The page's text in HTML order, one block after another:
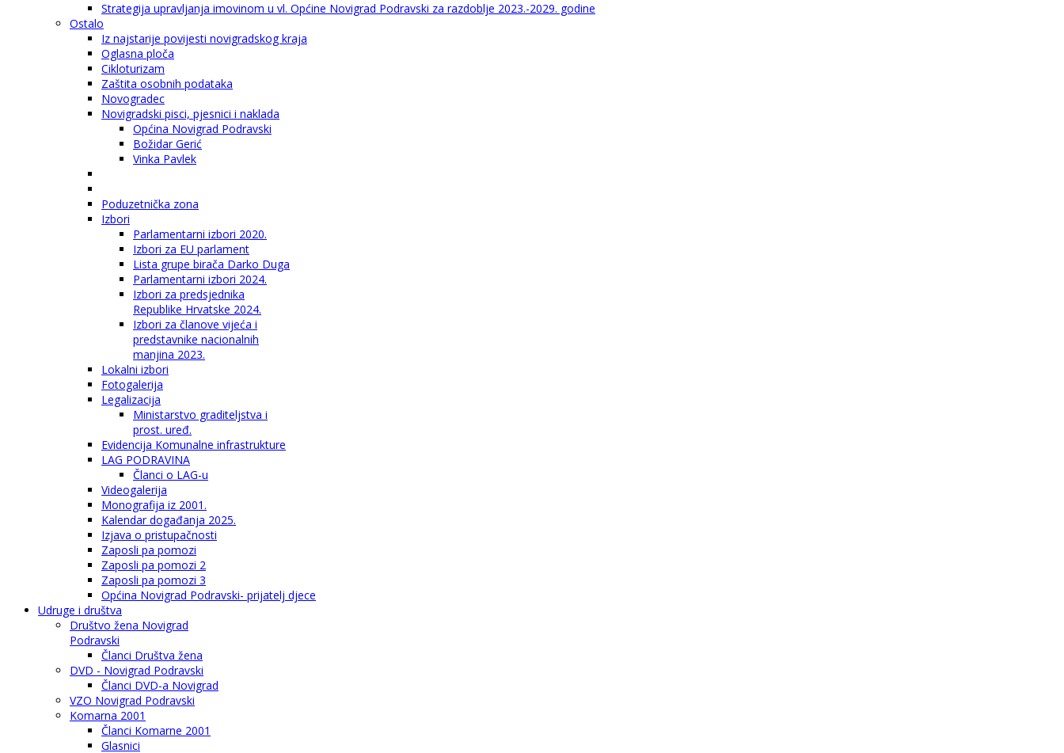
Strategija upravljanja imovinom u vl. Općine Novigrad Podravski za razdoblje 2023.-2029. godine
Ostalo
Iz najstarije povijesti novigradskog kraja
Oglasna ploča
Cikloturizam
Zaštita osobnih podataka
Novogradec
Novigradski pisci, pjesnici i naklada
Općina Novigrad Podravski
Božidar Gerić
Vinka Pavlek
Poduzetnička zona
Izbori
Parlamentarni izbori 2020.
Izbori za EU parlament
Lista grupe birača Darko Duga
Parlamentarni izbori 2024.
Izbori za predsjednika
Republike Hrvatske 2024.
Izbori za članove vijeća i
predstavnike nacionalnih
manjina 2023.
Lokalni izbori
Fotogalerija
Legalizacija
Ministarstvo graditeljstva i
prost. uređ.
Evidencija Komunalne infrastrukture
LAG PODRAVINA
Članci o LAG-u
Videogalerija
Monografija iz 2001.
Kalendar događanja 2025.
Izjava o pristupačnosti
Zaposli pa pomozi
Zaposli pa pomozi 2
Zaposli pa pomozi 3
Općina Novigrad Podravski- prijatelj djece
Udruge i društva
Društvo žena Novigrad
Podravski
Članci Društva žena
DVD - Novigrad Podravski
Članci DVD-a Novigrad
VZO Novigrad Podravski
Komarna 2001
Članci Komarne 2001
Glasnici